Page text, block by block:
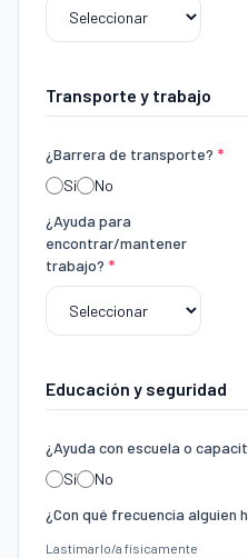
Transporte y trabajo
¿Barrera de transporte? *
Sí
No
¿Ayuda para
encontrar/mantener
trabajo? *
Educación y seguridad
¿Ayuda con escuela o
Sí
No
¿Con qué frecuencia alguien
Lastimarlo/a físicamente